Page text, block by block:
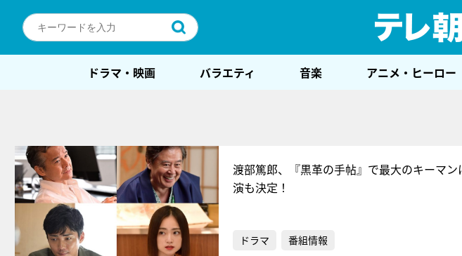
ドラマ・映画 バラエティ 音楽 アニメ・ヒーロー
渡部篤郎、『黒革の手帖』で最大のキーマ
演も決定！
ドラマ 番組情報